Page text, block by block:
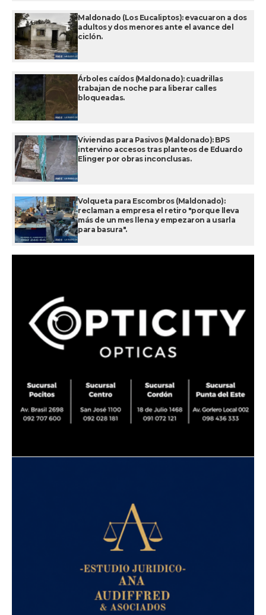
Maldonado (Los Eucaliptos): evacuaron a dos
adultos y dos menores ante el avance del
ciclón.
Árboles caídos (Maldonado): cuadrillas
trabajan de noche para liberar calles
bloqueadas.
Viviendas para Pasivos (Maldonado): BPS
intervino accesos tras planteos de Eduardo
Elinger por obras inconclusas.
Volqueta para Escombros (Maldonado):
reclaman a empresa el retiro "porque lleva
más de un mes llena y empezaron a usarla
para basura".